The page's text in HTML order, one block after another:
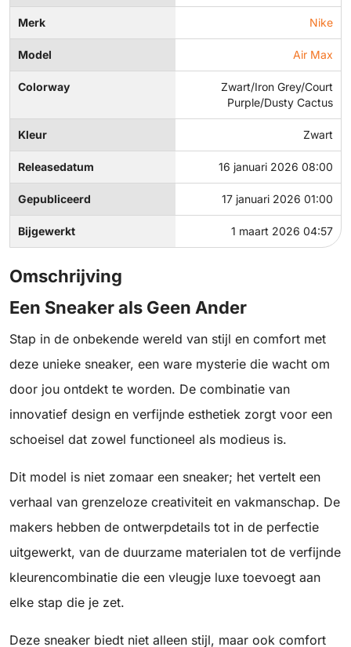
Merk Nike
Model Air Max
Colorway
Zwart/Iron Grey/Court
Purple/Dusty Cactus
Kleur Zwart
Releasedatum 16 januari 2026 08:00
Gepubliceerd 17 januari 2026 01:00
Bijgewerkt 1 maart 2026 04:57
Omschrijving
Een Sneaker als Geen Ander
Stap in de onbekende wereld van stijl en comfort met
deze unieke sneaker, een ware mysterie die wacht om
door jou ontdekt te worden. De combinatie van
innovatief design en verfijnde esthetiek zorgt voor een
schoeisel dat zowel functioneel als modieus is.
Dit model is niet zomaar een sneaker; het vertelt een
verhaal van grenzeloze creativiteit en vakmanschap. De
makers hebben de ontwerpdetails tot in de perfectie
uitgewerkt, van de duurzame materialen tot de verfijnde
kleurencombinatie die een vleugje luxe toevoegt aan
elke stap die je zet.
Deze sneaker biedt niet alleen stijl, maar ook comfort